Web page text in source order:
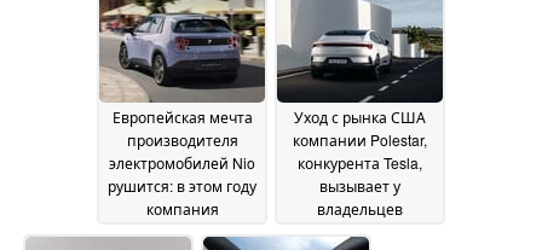
Европейская мечта
производителя
электромобилей Nio
рушится: в этом году
компания
Уход с рынка США
компании Polestar,
конкурента Tesla,
вызывает у
владельцев